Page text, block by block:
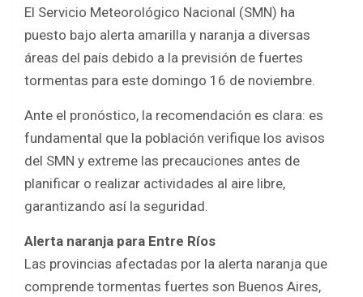
a
c
e
b
o
o
k
w
i
t
t
e
r
h
a
t
s
A
p
p
h
a
r
e
El Servicio Meteorológico Nacional (SMN) ha
puesto bajo alerta amarilla y naranja a diversas
áreas del país debido a la previsión de fuertes
tormentas para este domingo 16 de noviembre.
Ante el pronóstico, la recomendación es clara: es
fundamental que la población verifique los avisos
del SMN y extreme las precauciones antes de
planificar o realizar actividades al aire libre,
garantizando así la seguridad.
Alerta naranja para Entre Ríos
Las provincias afectadas por la alerta naranja que
comprende tormentas fuertes son Buenos Aires,